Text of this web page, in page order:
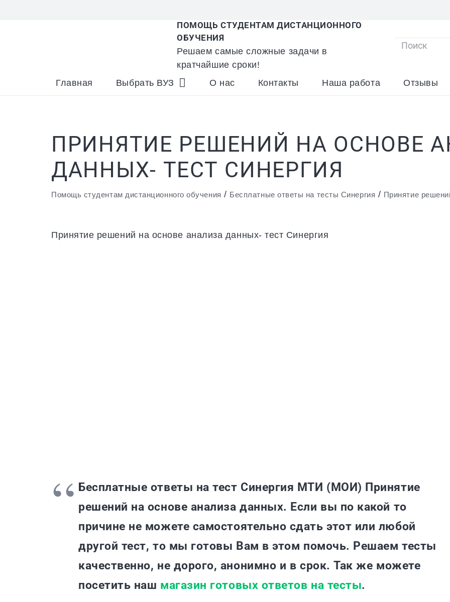
ПОМОЩЬ СТУДЕНТАМ ДИСТАНЦИОННОГО
ОБУЧЕНИЯ
Решаем самые сложные задачи в
кратчайшие сроки!
В
Главная Выбрать ВУЗ О нас Контакты Наша работа Отзывы
ПРИНЯТИЕ РЕШЕНИЙ НА ОСНОВЕ
ДАННЫХ- ТЕСТ СИНЕРГИЯ
Помощь студентам дистанционного обучения / Бесплатные ответы на тесты Синергия / Принятие
Принятие решений на основе анализа данных- тест Синергия
Бесплатные ответы на тест Синергия МТИ (МОИ) Принятие
решений на основе анализа данных. Если вы по какой то
причине не можете самостоятельно сдать этот или любой
другой тест, то мы готовы Вам в этом помочь. Решаем тесты
качественно, не дорого, анонимно и в срок. Так же можете
посетить наш магазин готовых ответов на тесты.